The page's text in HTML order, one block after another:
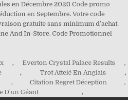
en Décembre 2020 Code promo
en Septembre. Votre code
gratuite sans minimum d'achat.
And In-Store. Code Promotionnel
, Everton Crystal Palace Results
,
, Trot Attelé En Anglais
,
, Citation Regret Déception
,
D'un Géant
,